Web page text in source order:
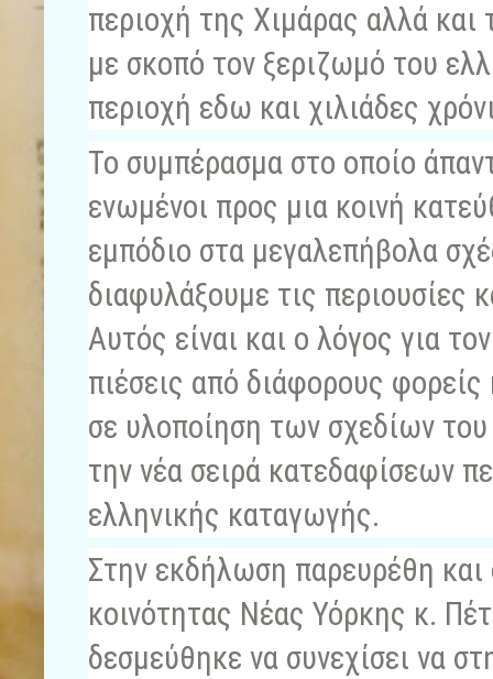
περιοχή της Χιμάρας αλλά και
με σκοπό τον ξεριζωμό του
περιοχή εδω και χιλιάδες
Το συμπέρασμα στο οποίο
ενωμένοι προς μια κοινή
εμπόδιο στα μεγαλεπήβολα
διαφυλάξουμε τις περιουσίες
Αυτός είναι και ο λόγος για
πιέσεις από διάφορους
σε υλοποίηση των σχεδίων
την νέα σειρά κατεδαφίσεων
ελληνικής καταγωγής.
Στην εκδήλωση παρευρέθη και
κοινότητας Νέας Υόρκης κ.
δεσμεύθηκε να συνεχίσει να